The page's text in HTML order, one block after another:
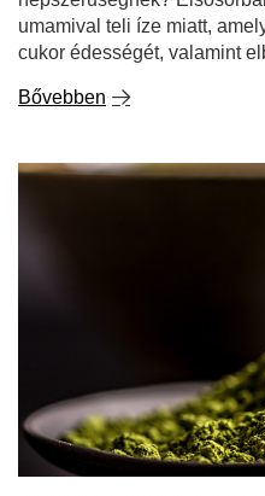
umamival teli íze miatt,
cukor édességét, valamint
Bővebben